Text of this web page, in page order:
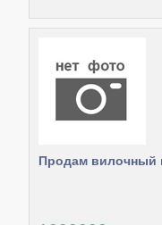
Продам вилочный